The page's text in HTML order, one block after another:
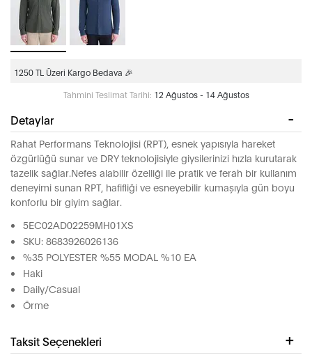
1250 TL Üzeri Kargo Bedava 🎉
Tahmini Teslimat Tarihi: 12 Ağustos - 14 Ağustos
Detaylar
Rahat Performans Teknolojisi (RPT), esnek yapısıyla hareket
özgürlüğü sunar ve DRY teknolojisiyle giysilerinizi hızla kurutarak
tazelik sağlar.Nefes alabilir özelliği ile pratik ve ferah bir kullanım
deneyimi sunan RPT, hafifliği ve esneyebilir kumaşıyla gün boyu
konforlu bir giyim sağlar.
5EC02AD02259MH01XS
SKU: 8683926026136
%35 POLYESTER %55 MODAL %10 EA
Haki
Daily/Casual
Örme
Taksit Seçenekleri